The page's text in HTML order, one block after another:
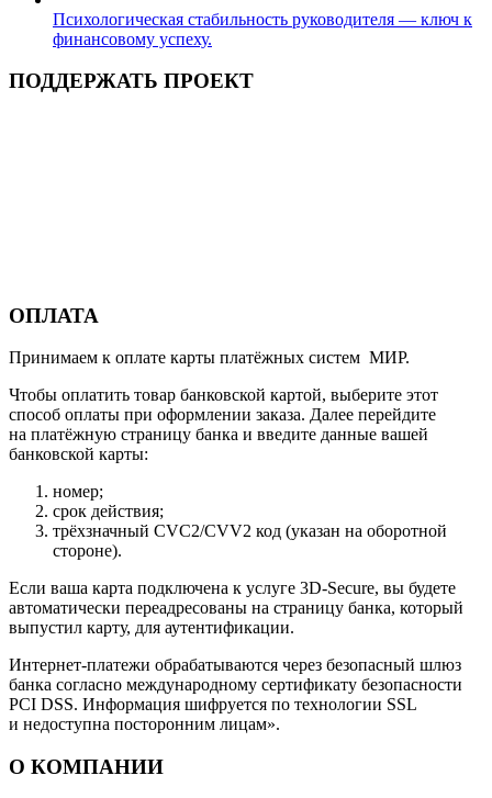
Психологическая стабильность руководителя — ключ к
финансовому успеху.
ПОДДЕРЖАТЬ ПРОЕКТ
ОПЛАТА
Принимаем к оплате карты платёжных систем МИР.
Чтобы оплатить товар банковской картой, выберите этот
способ оплаты при оформлении заказа. Далее перейдите
на платёжную страницу банка и введите данные вашей
банковской карты:
номер;
срок действия;
трёхзначный CVC2/CVV2 код (указан на оборотной
стороне).
Если ваша карта подключена к услуге 3D-Secure, вы будете
автоматически переадресованы на страницу банка, который
выпустил карту, для аутентификации.
Интернет-платежи обрабатываются через безопасный шлюз
банка согласно международному сертификату безопасности
PCI DSS. Информация шифруется по технологии SSL
и недоступна посторонним лицам».
О КОМПАНИИ